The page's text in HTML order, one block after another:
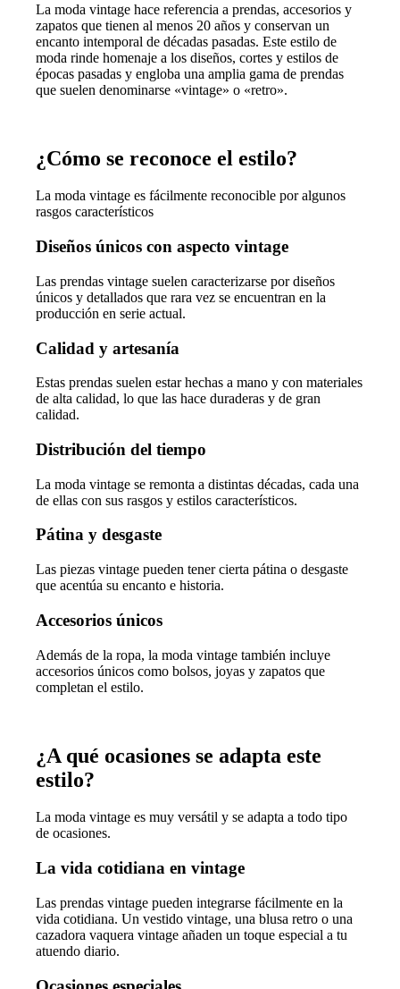
La moda vintage hace referencia a prendas, accesorios y
zapatos que tienen al menos 20 años y conservan un
encanto intemporal de décadas pasadas. Este estilo de
moda rinde homenaje a los diseños, cortes y estilos de
épocas pasadas y engloba una amplia gama de prendas
que suelen denominarse «vintage» o «retro».
¿Cómo se reconoce el estilo?
La moda vintage es fácilmente reconocible por algunos
rasgos característicos
Diseños únicos con aspecto vintage
Las prendas vintage suelen caracterizarse por diseños
únicos y detallados que rara vez se encuentran en la
producción en serie actual.
Calidad y artesanía
Estas prendas suelen estar hechas a mano y con materiales
de alta calidad, lo que las hace duraderas y de gran
calidad.
Distribución del tiempo
La moda vintage se remonta a distintas décadas, cada una
de ellas con sus rasgos y estilos característicos.
Pátina y desgaste
Las piezas vintage pueden tener cierta pátina o desgaste
que acentúa su encanto e historia.
Accesorios únicos
Además de la ropa, la moda vintage también incluye
accesorios únicos como bolsos, joyas y zapatos que
completan el estilo.
¿A qué ocasiones se adapta este
estilo?
La moda vintage es muy versátil y se adapta a todo tipo
de ocasiones.
La vida cotidiana en vintage
Las prendas vintage pueden integrarse fácilmente en la
vida cotidiana. Un vestido vintage, una blusa retro o una
cazadora vaquera vintage añaden un toque especial a tu
atuendo diario.